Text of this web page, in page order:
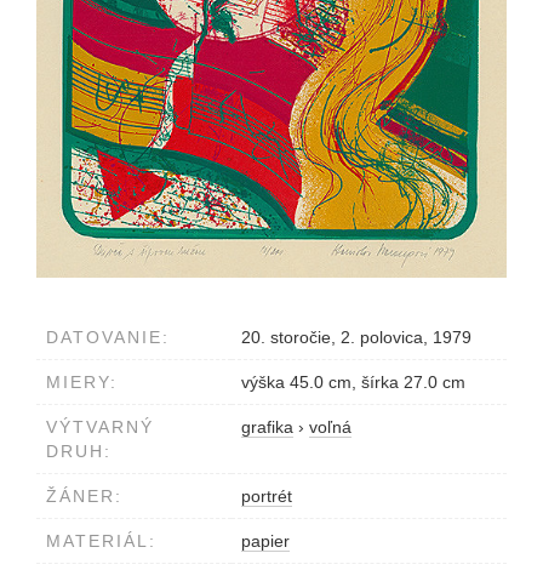
DATOVANIE: 20. storočie, 2. polovica, 1979
MIERY: výška 45.0 cm, šírka 27.0 cm
VÝTVARNÝ
DRUH:
grafika › voľná
ŽÁNER: portrét
MATERIÁL: papier